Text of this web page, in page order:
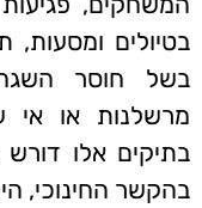
בטיולים ומסעות,
בשל חוסר
מרשלנות או אי
בתיקים אלו
בהקשר החינוכי,